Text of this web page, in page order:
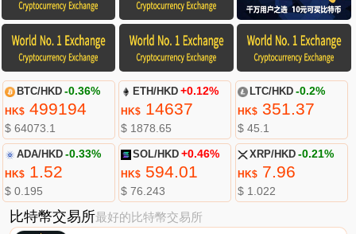
BTC/HKD -0.36%
HK$499194
$ 64073.1
ETH/HKD +0.12%
HK$ 14637
$ 1878.65
LTC/HKD -0.2%
HK$351.37
$ 45.1
ADA/HKD -0.33%
HK$1.52
$ 0.195
SOL/HKD +0.46%
HK$ 594.01
$ 76.243
XRP/HKD -0.21%
HK$7.96
$ 1.022
比特幣交易所最好的比特幣交易所